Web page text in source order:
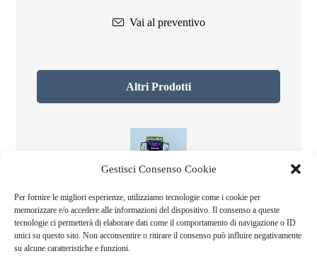
Gestisci Consenso Cookie
Per fornire le migliori esperienze, utilizziamo tecnologie come i cookie per
memorizzare e/o accedere alle informazioni del dispositivo. Il consenso a queste
tecnologie ci permetterà di elaborare dati come il comportamento di navigazione o ID
unici su questo sito. Non acconsentire o ritirare il consenso può influire negativamente
su alcune caratteristiche e funzioni.
Vai al preventivo
Altri Prodotti
Colori al quadrato
€430,00